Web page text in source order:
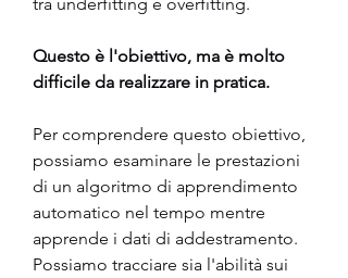
Questo è l'obiettivo, ma è molto
difficile da realizzare in pratica.
Per comprendere questo obiettivo,
possiamo esaminare le prestazioni
di un algoritmo di apprendimento
automatico nel tempo mentre
apprende i dati di addestramento.
Possiamo tracciare sia l'abilità sui